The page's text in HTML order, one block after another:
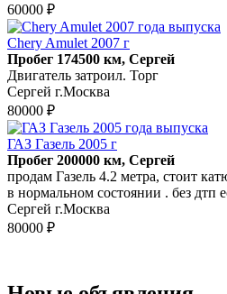
60000 ₽
Chery Amulet 2007 г
Пробег 174500 км, Сергей
Двигатель затроил. Торг
Сергей г.Москва
80000 ₽
ГАЗ Газель 2005 г
Пробег 200000 км, Сергей
продам Газель 4.2 метра, стоит
в нормальном состоянии . без дтп
Сергей г.Москва
80000 ₽